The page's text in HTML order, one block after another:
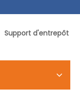
Support d'entrepôt